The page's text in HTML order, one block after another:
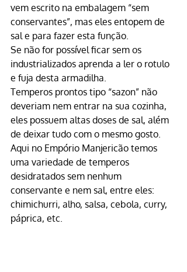
vem escrito na embalagem “sem
conservantes”, mas eles entopem de
sal e para fazer esta função.
Se não for possível ficar sem os
industrializados aprenda a ler o rotulo
e fuja desta armadilha.
Temperos prontos tipo “sazon” não
deveriam nem entrar na sua cozinha,
eles possuem altas doses de sal, além
de deixar tudo com o mesmo gosto.
Aqui no Empório Manjericão temos
uma variedade de temperos
desidratados sem nenhum
conservante e nem sal, entre eles:
chimichurri, alho, salsa, cebola, curry,
páprica, etc.